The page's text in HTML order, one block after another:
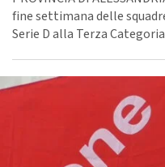
fine settimana delle
Serie D alla Terza